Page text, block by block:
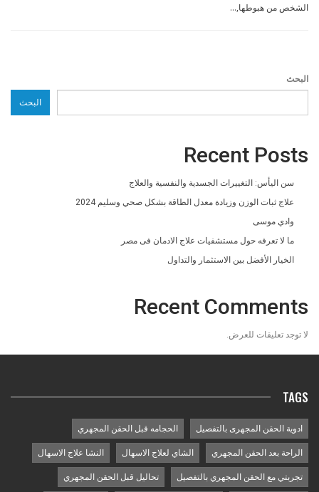
الشخص من هبوطها,…
البحث
البحث
Recent Posts
سن اليأس: التغييرات الجسدية والنفسية والعلاج
علاج ثبات الوزن وزيادة معدل الطاقة بشكل صحي وسليم 2024
وادي موسى
ما لا تعرفه حول مستشفيات علاج الادمان فى مصر
الخيار الأفضل بين الاستثمار والتداول
Recent Comments
لا توجد تعليقات للعرض.
TAGS
ادوية الحقن المجهرى بالتفصيل الحجامه قبل الحقن المجهري
الراحة بعد الحقن المجهري الشاي لعلاج الاسهال النشا علاج الاسهال
تجربتي مع الحقن المجهري بالتفصيل تحاليل قبل الحقن المجهري